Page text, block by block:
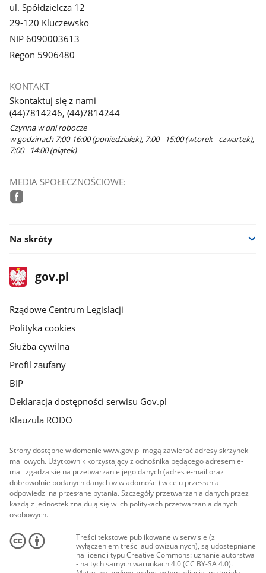
ul. Spółdzielcza 12
29-120 Kluczewsko
NIP 6090003613
Regon 5906480
KONTAKT
Skontaktuj się z nami
(44)7814246, (44)7814244
Czynna w dni robocze
w godzinach 7:00-16:00 (poniedziałek), 7:00 - 15:00 (wtorek - czwartek),
7:00 - 14:00 (piątek)
MEDIA SPOŁECZNOŚCIOWE:
Na skróty
stopka
gov.plStrona
gov.pl
Rządowe Centrum Legislacji
Polityka cookies
Służba cywilna
Profil zaufany
BIP
Deklaracja dostępności serwisu Gov.pl
Klauzula RODO
Strony dostępne w domenie www.gov.pl mogą zawierać adresy skrzynek
mailowych. Użytkownik korzystający z odnośnika będącego adresem e-
mail zgadza się na przetwarzanie jego danych (adres e-mail oraz
dobrowolnie podanych danych w wiadomości) w celu przesłania
odpowiedzi na przesłane pytania. Szczegóły przetwarzania danych przez
każdą z jednostek znajdują się w ich politykach przetwarzania danych
osobowych.
Treści tekstowe publikowane w serwisie (z
wyłączeniem treści audiowizualnych), są udostępniane
na licencji typu Creative Commons: uznanie autorstwa
- na tych samych warunkach 4.0 (CC BY-SA 4.0).